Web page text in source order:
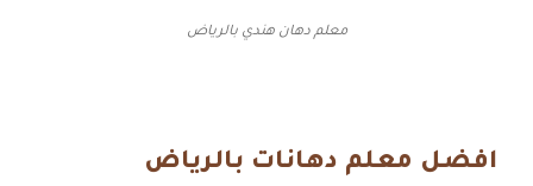
معلم دهان هندي بالرياض
افضل معلم دهانات بالرياض